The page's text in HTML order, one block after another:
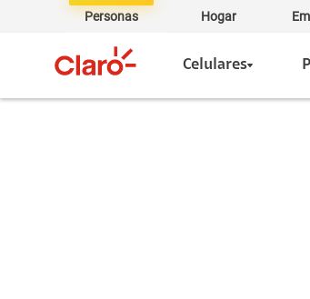
Personas Hogar
Celulares